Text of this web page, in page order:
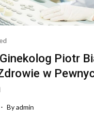
Piotr
w
Byadmin